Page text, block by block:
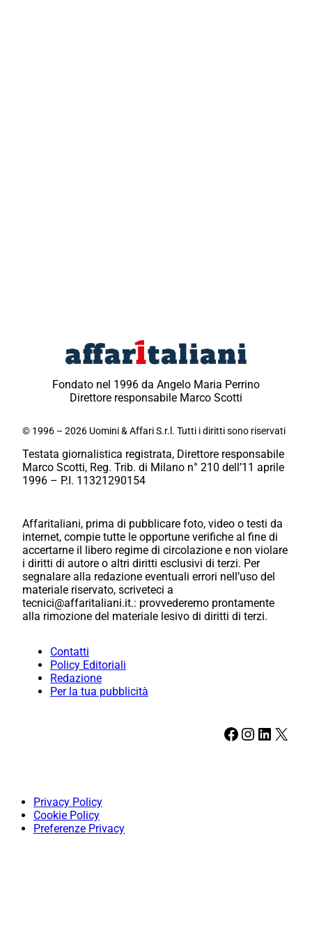
Fondato nel 1996 da Angelo Maria Perrino
Direttore responsabile Marco Scotti
© 1996 – 2026 Uomini & Affari S.r.l. Tutti i diritti sono riservati
Testata giornalistica registrata, Direttore responsabile
Marco Scotti, Reg. Trib. di Milano n° 210 dell’11 aprile
1996 – P.I. 11321290154
Affaritaliani, prima di pubblicare foto, video o testi da
internet, compie tutte le opportune verifiche al fine di
accertarne il libero regime di circolazione e non violare
i diritti di autore o altri diritti esclusivi di terzi. Per
segnalare alla redazione eventuali errori nell’uso del
materiale riservato, scriveteci a
tecnici@affaritaliani.it.: provvederemo prontamente
alla rimozione del materiale lesivo di diritti di terzi.
Contatti
Policy Editoriali
Redazione
Per la tua pubblicità
Facebook Instagram LinkedIn X
Privacy Policy
Cookie Policy
Preferenze Privacy